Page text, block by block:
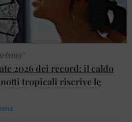
2026 dei record: il caldo
tropicali riscrive le